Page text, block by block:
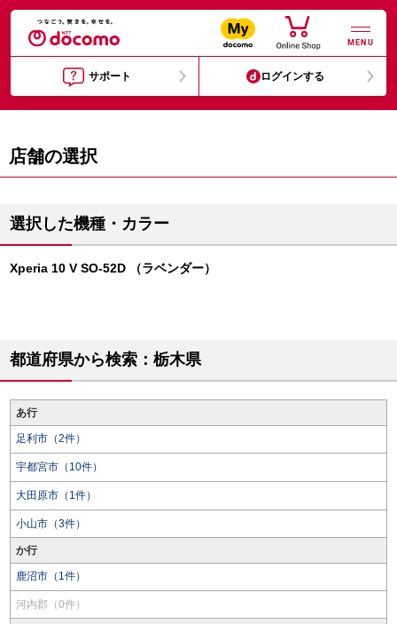
MENU
サポート ログインする
店舗の選択
選択した機種・カラー
Xperia 10 V SO-52D （ラベンダー）
都道府県から検索：栃木県
あ行
足利市（2件）
宇都宮市（10件）
大田原市（1件）
小山市（3件）
か行
鹿沼市（1件）
河内郡（0件）